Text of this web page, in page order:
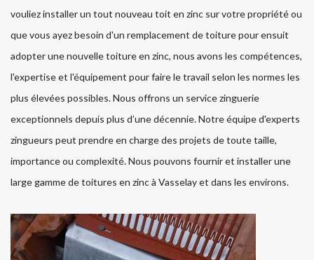
vouliez installer un tout nouveau toit en zinc sur votre propriété ou
que vous ayez besoin d'un remplacement de toiture pour ensuit
adopter une nouvelle toiture en zinc, nous avons les compétences,
l'expertise et l'équipement pour faire le travail selon les normes les
plus élevées possibles. Nous offrons un service zinguerie
exceptionnels depuis plus d’une décennie. Notre équipe d'experts
zingueurs peut prendre en charge des projets de toute taille,
importance ou complexité. Nous pouvons fournir et installer une
large gamme de toitures en zinc à Vasselay et dans les environs.